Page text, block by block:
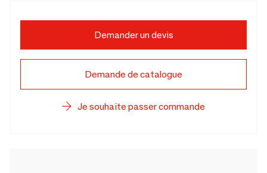
Demander un devis
Demande de catalogue
Je souhaite passer commande